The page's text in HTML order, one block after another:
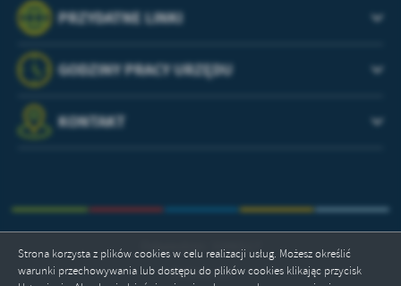
Strona korzysta z plików cookies w celu realizacji usług. Możesz określić
warunki przechowywania lub dostępu do plików cookies klikając przycisk
PRZYDATNE LINKI
GODZINY PRACY URZĘDU
KONTAKT
Odwiedzin: 3396517
Online: 19